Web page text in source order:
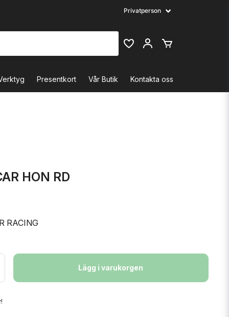
Presentkort Vår Butik Kontakta oss
HON RD
RACING
Lägg i varukorgen